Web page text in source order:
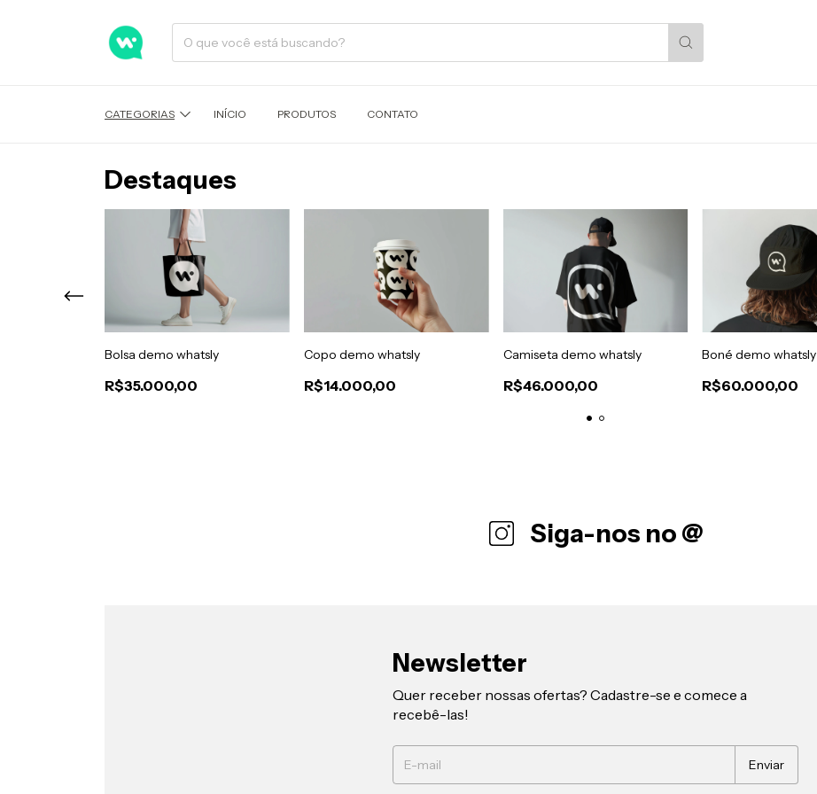
CATEGORIAS INÍCIO PRODUTOS CONTATO
Destaques
Bolsa demo whatsly
R$35.000,00
Copo demo whatsly
R$14.000,00
Camiseta demo whatsly
R$46.000,00
Boné demo whatsly
R$60.000,00
Siga-nos no @
Newsletter
Quer receber nossas ofertas? Cadastre-se e comece a
recebê-las!